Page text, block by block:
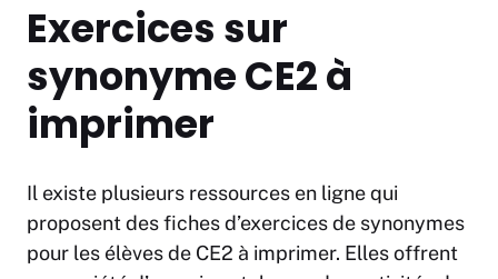
Exercices sur
synonyme CE2 à
imprimer
Il existe plusieurs ressources en ligne qui
proposent des fiches d’exercices de synonymes
pour les élèves de CE2 à imprimer. Elles offrent